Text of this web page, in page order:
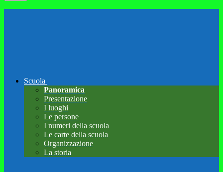
Scuola
Panoramica
Presentazione
I luoghi
Le persone
I numeri della scuola
Le carte della scuola
Organizzazione
La storia